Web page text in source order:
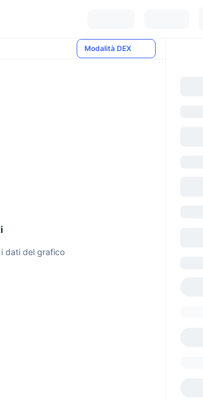
Modalità DEX
dati del grafico